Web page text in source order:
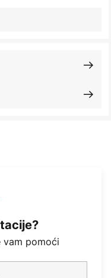
vam pomoći